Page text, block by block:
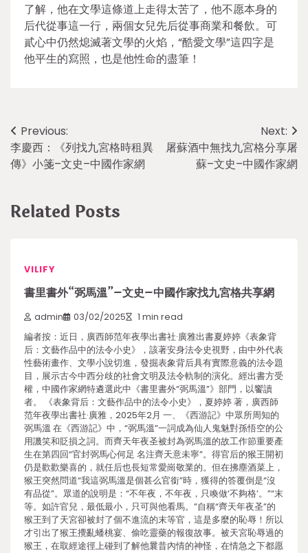
了解，他在文學這條道上走得太苦了，他不愿本身的
后代從事這一行，兩個女兒先后從事商業和餐飲。可
貳心中仍然熄滅著文學的火焰，“酷愛文學”這四字是
他平生的寫照，也是他性命的盡筆！
Post
navigation
Previous:
李慶西：《列找九宮格時租異
傳》小箋–文史–中國作家網
Next:
屠蘇酒中無找九宮格分享屠
蘇–文史–中國作家網
Related Posts
VILIFY
書里書外“弼馬溫”–文史–中國作家找九宮格共享網
admin 03/02/2025 1 min read
編者按：近日，廣西師范年夜學出書社·廣雅出書夏婷婷《表象背
后：文藝作品中的法令小史》，該著安身法令史視野，由中外代表
性藝術畫作、文學小說切進，發掘表象背后具有實際意義的法令題
目，展示古今中西分歧的社會文明及法令軌制的演化。經出書方受
權，中國作家網特遴選此中《書里書外“弼馬溫”》部門，以饗讀
者。 《表象背后：文藝作品中的法令小史》，夏婷婷 著，廣西師
范年夜學出書社·廣雅，2025年2月 一、《西游記》中眾所周知的
弼馬溫 在《西游記》中，“弼馬溫”一詞成為仙人鬼魅對孫悟空的公
用譏笑和貶損之詞。而齊天年夜圣被封為弼馬溫的故工作節重要產
生在第四回“官封弼馬心何足 名注齊天意未寧”。得官后的猴王開初
仍是歡歡樂喜的，就任后也長短常愛崗敬業的。但在拂塵酒菜上，
猴王突然問道“我這弼馬溫是個甚么官銜”時，獲得的答覆倒是“沒
有品從”。眾道的說明是：“不年夜，不年夜，只喚做‘不夠格’。”“末
等。如許官兒，最低最小，只可與他看馬。”自稱“齊天年夜圣”的
猴王到了天宮卻被封了個不進流的末等官，這是多麼的恥辱！所以
才引出了猴王攪亂蟠桃宴、偷吃靈藥的報復故事。被天宮恥辱過的
猴王，在取經途徑上碰到了解他曩昔內情的神怪，在情急之下都愿